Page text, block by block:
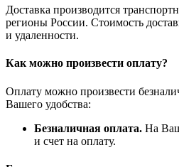
Доставка производится
регионы России. Стоимость
и удаленности.
Как можно произвести оплату?
Оплату можно произвести
Вашего удобства:
Безналичная оплата. На Ваш
и счет на оплату.